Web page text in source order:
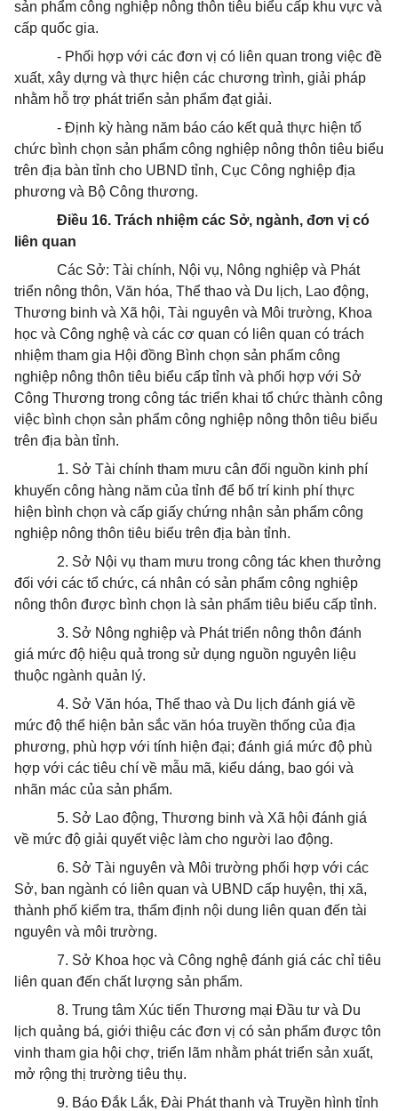
sản phẩm công nghiệp nông thôn tiêu biểu cấp khu vực và
cấp quốc gia.
- Phối hợp với các đơn vị có liên quan trong việc đề
xuất, xây dựng và thực hiện các chương trình, giải pháp
nhằm hỗ trợ phát triển sản phẩm đạt giải.
- Định kỳ hàng năm báo cáo kết quả thực hiện tổ
chức bình chọn sản phẩm công nghiệp nông thôn tiêu biểu
trên địa bàn tỉnh cho UBND tỉnh, Cục Công nghiệp địa
phương và Bộ Công thương.
Điều 16. Trách nhiệm các Sở, ngành, đơn vị có
liên quan
Các Sở: Tài chính, Nội vụ, Nông nghiệp và Phát
triển nông thôn, Văn hóa, Thể thao và Du lịch, Lao động,
Thương binh và Xã hội, Tài nguyên và Môi trường, Khoa
học và Công nghệ và các cơ quan có liên quan có trách
nhiệm tham gia Hội đồng Bình chọn sản phẩm công
nghiệp nông thôn tiêu biểu cấp tỉnh và phối hợp với Sở
Công Thương trong công tác triển khai tổ chức thành công
việc bình chọn sản phẩm công nghiệp nông thôn tiêu biểu
trên địa bàn tỉnh.
1. Sở Tài chính tham mưu cân đối nguồn kinh phí
khuyến công hàng năm của tỉnh để bố trí kinh phí thực
hiện bình chọn và cấp giấy chứng nhận sản phẩm công
nghiệp nông thôn tiêu biểu trên địa bàn tỉnh.
2. Sở Nội vụ tham mưu trong công tác khen thưởng
đối với các tổ chức, cá nhân có sản phẩm công nghiệp
nông thôn được bình chọn là sản phẩm tiêu biểu cấp tỉnh.
3. Sở Nông nghiệp và Phát triển nông thôn đánh
giá mức độ hiệu quả trong sử dụng nguồn nguyên liệu
thuộc ngành quản lý.
4. Sở Văn hóa, Thể thao và Du lịch đánh giá về
mức độ thể hiện bản sắc văn hóa truyền thống của địa
phương, phù hợp với tính hiện đại; đánh giá mức độ phù
hợp với các tiêu chí về mẫu mã, kiểu dáng, bao gói và
nhãn mác của sản phẩm.
5. Sở Lao động, Thương binh và Xã hội đánh giá
về mức độ giải quyết việc làm cho người lao động.
6. Sở Tài nguyên và Môi trường phối hợp với các
Sở, ban ngành có liên quan và UBND cấp huyện, thị xã,
thành phố kiểm tra, thẩm định nội dung liên quan đến tài
nguyên và môi trường.
7. Sở Khoa học và Công nghệ đánh giá các chỉ tiêu
liên quan đến chất lượng sản phẩm.
8. Trung tâm Xúc tiến Thương mại Đầu tư và Du
lịch quảng bá, giới thiệu các đơn vị có sản phẩm được tôn
vinh tham gia hội chợ, triển lãm nhằm phát triển sản xuất,
mở rộng thị trường tiêu thụ.
9. Báo Đắk Lắk, Đài Phát thanh và Truyền hình tỉnh